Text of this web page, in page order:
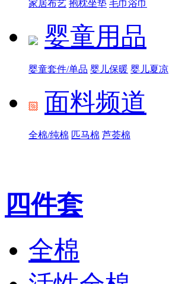
家居布艺 抱枕坐垫 毛巾浴巾
婴童用品
婴童套件/单品 婴儿保暖 婴儿夏凉
面料频道
全棉/纯棉 匹马棉 芦荟棉
四件套
全棉